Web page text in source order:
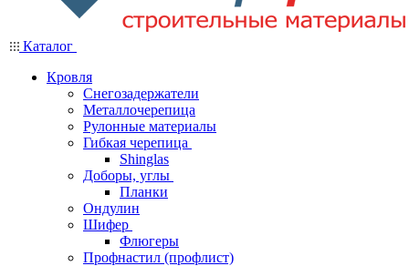
Каталог
Кровля
Снегозадержатели
Металлочерепица
Рулонные материалы
Гибкая черепица
Shinglas
Доборы, углы
Планки
Ондулин
Шифер
Флюгеры
Профнастил (профлист)